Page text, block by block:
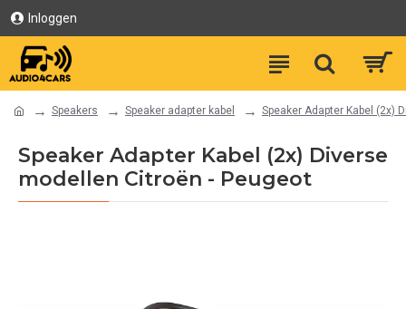
Inloggen
Speakers Speaker adapter kabel Speaker Adapter Kabel (2x)
Speaker Adapter Kabel (2x) Diverse
modellen Citroën - Peugeot